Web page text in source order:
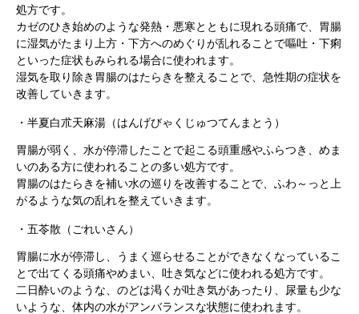
症状別 漢方の教え
漢方みず堂とは 企業情報
お知らせ イベント・講座
処方です。
カゼのひき始めのような発熱・悪寒とともに現れる頭痛で、胃腸
に湿気がたまり上方・下方へのめぐりが乱れることで嘔吐・下痢
といった症状もみられる場合に使われます。
湿気を取り除き胃腸のはたらきを整えることで、急性期の症状を
改善していきます。
・ 半夏白朮天麻湯（はんげびゃくじゅつてんまとう）
胃腸が弱く、水が停滞したことで起こる頭重感やふらつき、めま
いのある方に使われることの多い処方です。
胃腸のはたらきを補い水の巡りを改善することで、ふわ～っと上
がるような気の乱れを整えていきます。
・五苓散（ごれいさん）
胃腸に水が停滞し、うまく巡らせることができなくなっているこ
とで出てくる頭痛やめまい、吐き気などに使われる処方です。
二日酔いのような、のどは渇くが吐き気があったり、尿量も少な
いような、体内の水がアンバランスな状態に使われます。